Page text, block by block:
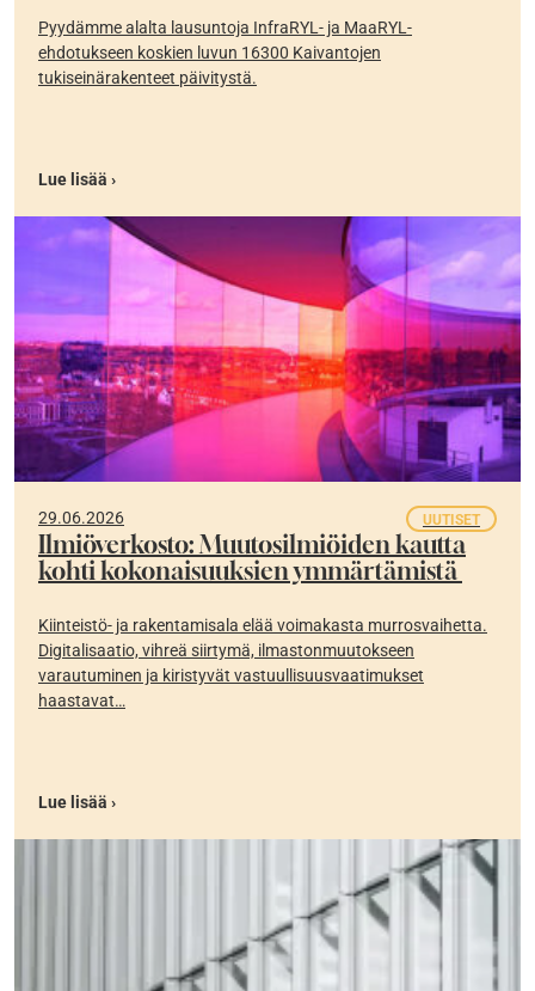
Pyydämme alalta lausuntoja InfraRYL- ja MaaRYL-
ehdotukseen koskien luvun 16300 Kaivantojen
tukiseinärakenteet päivitystä.
Lue lisää ›
29.06.2026 UUTISET
Ilmiöverkosto: Muutosilmiöiden kautta
kohti kokonaisuuksien ymmärtämistä
Kiinteistö- ja rakentamisala elää voimakasta murrosvaihetta.
Digitalisaatio, vihreä siirtymä, ilmastonmuutokseen
varautuminen ja kiristyvät vastuullisuusvaatimukset
haastavat…
Lue lisää ›